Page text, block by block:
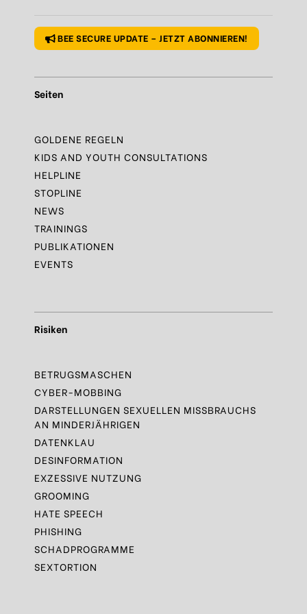
BEE SECURE UPDATE – JETZT ABONNIEREN!
Seiten
GOLDENE REGELN
KIDS AND YOUTH CONSULTATIONS
HELPLINE
STOPLINE
NEWS
TRAININGS
PUBLIKATIONEN
EVENTS
Risiken
BETRUGSMASCHEN
CYBER-MOBBING
DARSTELLUNGEN SEXUELLEN MISSBRAUCHS
AN MINDERJÄHRIGEN
DATENKLAU
DESINFORMATION
EXZESSIVE NUTZUNG
GROOMING
HATE SPEECH
PHISHING
SCHADPROGRAMME
SEXTORTION